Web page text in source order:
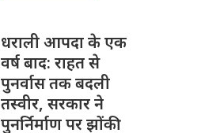
धराली आपदा के एक
वर्ष बाद: राहत से
पुनर्वास तक बदली
तस्वीर, सरकार ने
पुनर्निर्माण पर झोंकी